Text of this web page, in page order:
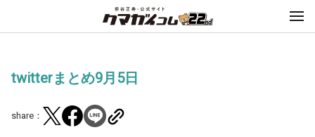
twitterまとめ9月5日
share：